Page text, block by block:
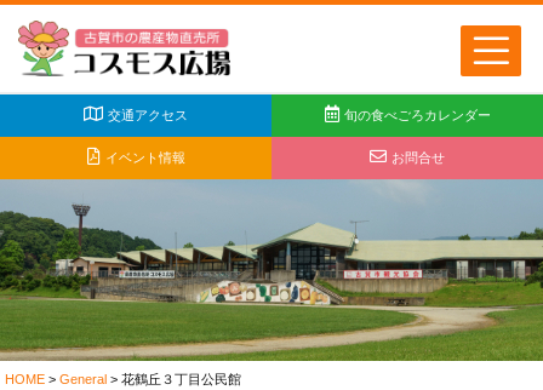
交通アクセス 旬の食べごろカレンダー
イベント情報 お問合せ
HOME > General > 花鶴丘３丁目公民館